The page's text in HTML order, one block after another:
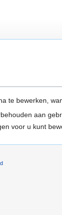
te bewerken,
aan
voor u kunt